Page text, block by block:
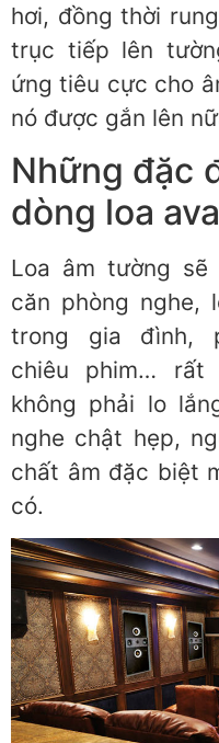
hơi, đồng thời
trục tiếp lên
ứng tiêu cực cho
nó được gắn lên
Những đặc
dòng loa
Loa âm tường
căn phòng nghe,
trong gia đình,
chiêu phim…
không phải lo
nghe chật hẹp,
chất âm đặc biệt
có.